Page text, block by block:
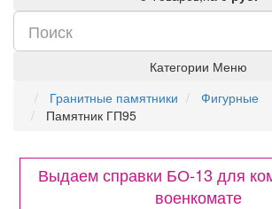
Категории Меню
Гранитные памятники
Фигурные
Памятник ГП95
Выдаем справки БО-13 для
военкомате